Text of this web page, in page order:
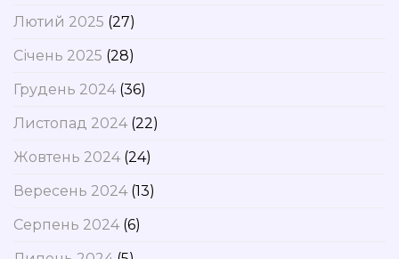
Лютий 2025 (27)
Січень 2025 (28)
Грудень 2024(36)
Листопад 2024(22)
Жовтень 2024(24)
Вересень 2024(13)
Серпень 2024(6)